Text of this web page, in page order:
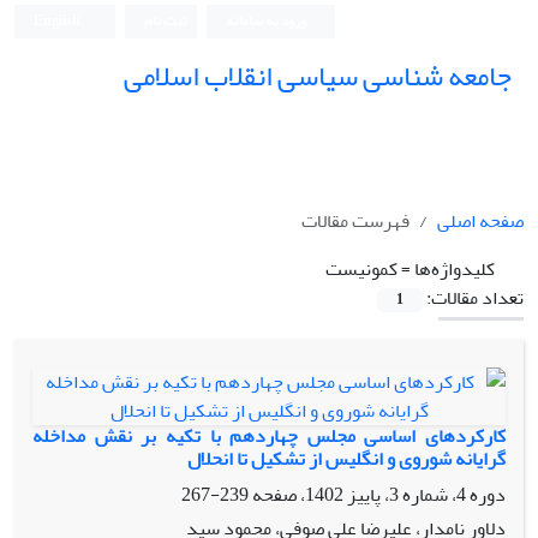
جامعه شناسی سیاسی انقلاب اسلامی
صفحه اصلی
فهرست مقالات
کلیدواژه‌ها =کمونیست
تعداد مقالات:
1
کارکردهای اساسی مجلس چهاردهم با تکیه بر نقش مداخله
گرایانه شوروی و انگلیس از تشکیل تا انحلال
دوره 4، شماره 3، پاییز 1402، صفحه
239-267
دلاور نامدار، علیرضا علی صوفی، محمود سید